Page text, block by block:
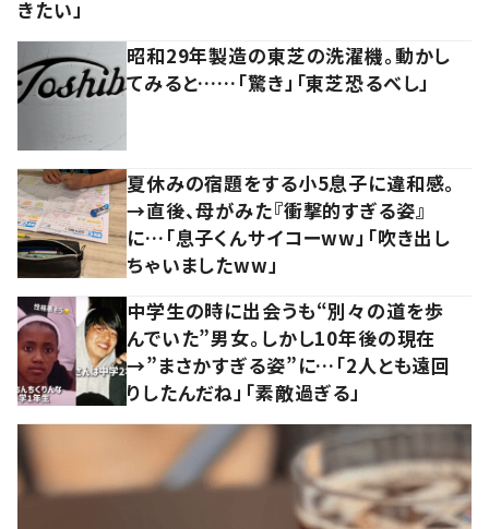
きたい」
昭和29年製造の東芝の洗濯機。動かし
てみると……「驚き」「東芝恐るべし」
夏休みの宿題をする小5息子に違和感。
→直後、母がみた『衝撃的すぎる姿』
に…「息子くんサイコーww」「吹き出し
ちゃいましたww」
中学生の時に出会うも“別々の道を歩
んでいた”男女。しかし10年後の現在
→”まさかすぎる姿”に…「2人とも遠回
りしたんだね」「素敵過ぎる」